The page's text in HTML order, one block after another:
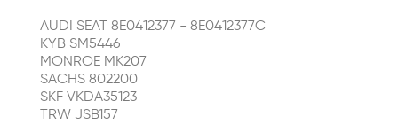
AUDI SEAT 8E0412377 - 8E0412377C
KYB SM5446
MONROE MK207
SACHS 802200
SKF VKDA35123
TRW JSB157